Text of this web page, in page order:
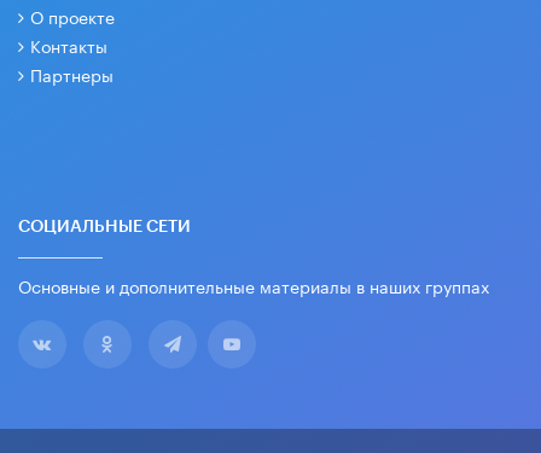
О проекте
Контакты
Партнеры
СОЦИАЛЬНЫЕ СЕТИ
Основные и дополнительные материалы в наших группах